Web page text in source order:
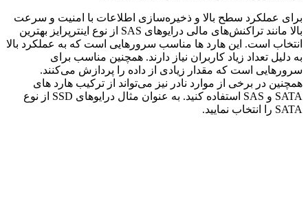
برای عملکرد سطح بالا و ذخیره‌سازی اطلاعات با امنیت و سرعت
بالا مانند تراکنش‌های مالی درایو‌های SAS از نوع اینترپرایز بهترین
انتخاب است. این هارد ها مناسب سرور‌هایی است که به عملکرد بالا
به دلیل تعداد زیاد کاربران نیاز دارند. همچنین مناسب برای
سرور‌هایی است که مقدار زیادی از داده را پردازش می‌کنند.
همچنین در برخی از موارد نادر نیز می‌تواند از ترکیب هارد های
SATA و SAS استفاده کنید. به عنوان مثال درایو‌های SSD از نوع
SATA را انتخاب نمایید.